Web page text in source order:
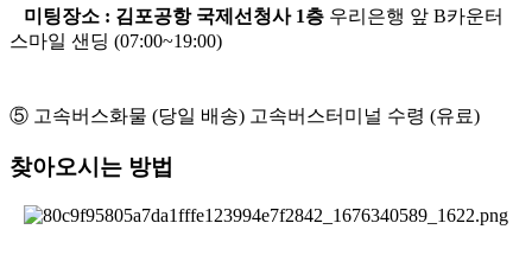
미팅장소 : 김포공항 국제선청사 1층 우리은행 앞 B카운터
스마일 샌딩 (07:00~19:00)
⑤ 고속버스화물 (당일 배송) 고속버스터미널 수령 (유료)
찾아오시는 방법